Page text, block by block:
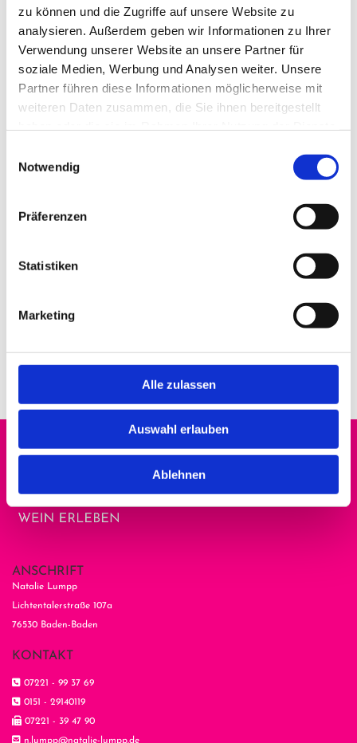
zu können und die Zugriffe auf unsere Website zu
analysieren. Außerdem geben wir Informationen zu Ihrer
Verwendung unserer Website an unsere Partner für
soziale Medien, Werbung und Analysen weiter. Unsere
Partner führen diese Informationen möglicherweise mit
weiteren Daten zusammen, die Sie ihnen bereitgestellt
Notwendig
Präferenzen
Statistiken
Marketing
Alle zulassen
Auswahl erlauben
Ablehnen
stimme einer elektronischen Speicherung und Verarbeitung meiner
eingegebenen Daten zur Beantwortung meiner Anfrage zu. *
ANSCHRIFT
Natalie Lumpp
Lichtentalerstraße 107a
76530 Baden-Baden
KONTAKT
 07221 - 99 37 69
 0151 - 29140119
 07221 - 39 47 90
 n.lumpp@natalie-lumpp.de